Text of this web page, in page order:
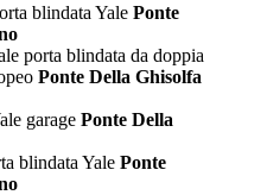
blindata Yale Ponte
porta blindata da doppia
Ponte Della Ghisolfa
garage Ponte Della
blindata Yale Ponte